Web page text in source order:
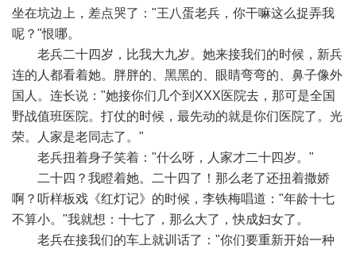
坐在坑边上，差点哭了："王八蛋老兵，你干嘛这么捉弄我
呢？"恨哪。
老兵二十四岁，比我大九岁。她来接我们的时候，新兵
连的人都看着她。胖胖的、黑黑的、眼睛弯弯的、鼻子像外
国人。连长说："她接你们几个到XXX医院去，那可是全国
野战值班医院。打仗的时候，最先动的就是你们医院了。光
荣。人家是老同志了。"
老兵扭着身子笑着："什么呀，人家才二十四岁。"
二十四？我瞪着她。二十四了！那么老了还扭着撒娇
啊？听样板戏《红灯记》的时候，李铁梅唱道："年龄十七
不算小。"我就想：十七了，那么大了，快成妇女了。
老兵在接我们的车上就训话了："你们要重新开始一种